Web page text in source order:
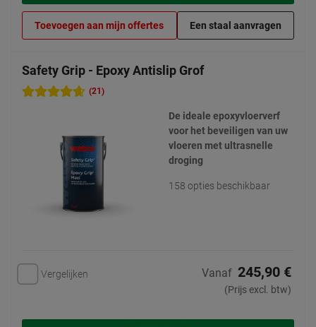
Toevoegen aan mijn offertes Een staal aanvragen
Safety Grip - Epoxy Antislip Grof
(21)
De ideale epoxyvloerverf
voor het beveiligen van uw
vloeren met ultrasnelle
droging
158 opties beschikbaar
Vergelijken Vanaf 245,90 €
(Prijs excl. btw)